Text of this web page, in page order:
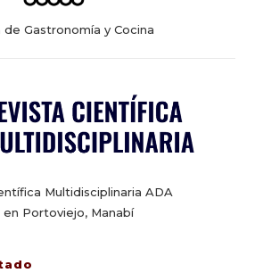
de Gastronomía y Cocina
Multidisciplinaria ADA
Portoviejo, Manabí